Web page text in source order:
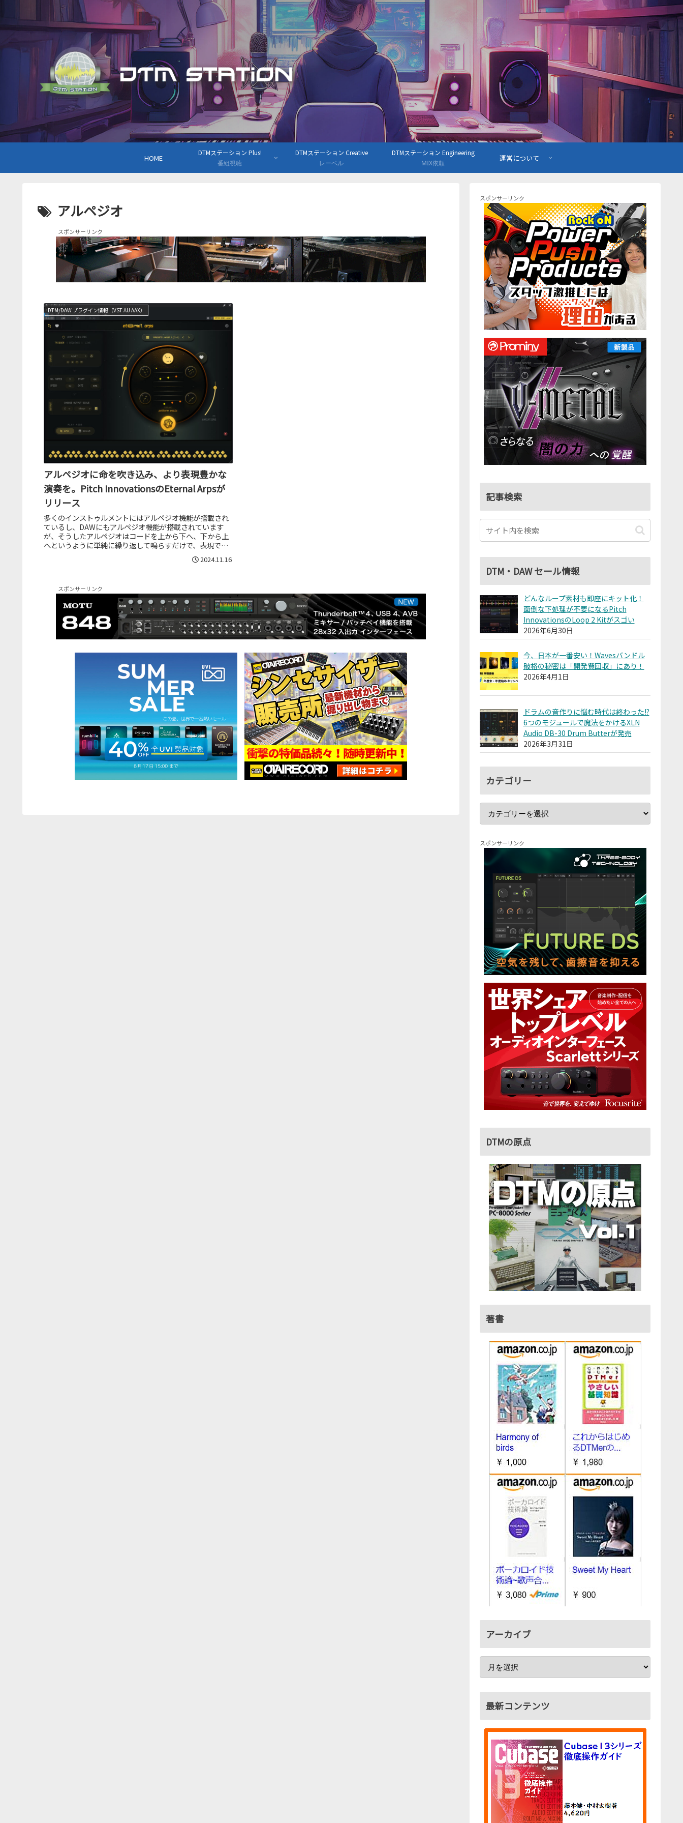
HOME
DTMステーション Plus!
番組視聴
DTMステーション Creative
レーベル
DTMステーション Engineering
MIX依頼
運営について
アルペジオ
スポンサーリンク
DTM/DAW プラグイン情報（VST AU AAX）
アルペジオに命を吹き込み、より表現豊かな
演奏を。Pitch InnovationsのEternal Arpsが
リリース
多くのインストゥルメントにはアルペジオ機能が搭載され
ているし、DAWにもアルペジオ機能が搭載されています
が、そうしたアルペジオはコードを上から下へ、下から上
へというように単純に繰り返して鳴らすだけで、表現でき
2024.11.16
スポンサーリンク
スポンサーリンク
記事検索
DTM・DAW セール情報
どんなループ素材も即座にキット化！
面倒な下処理が不要になるPitch
InnovationsのLoop 2 Kitがスゴい
2026年6月30日
今、日本が一番安い！Wavesバンドル
破格の秘密は「開発費回収」にあり！
2026年4月1日
ドラムの音作りに悩む時代は終わった!?
6つのモジュールで魔法をかけるXLN
Audio DB-30 Drum Butterが発売
2026年3月31日
カテゴリー
スポンサーリンク
DTMの原点
著書
アーカイブ
最新コンテンツ